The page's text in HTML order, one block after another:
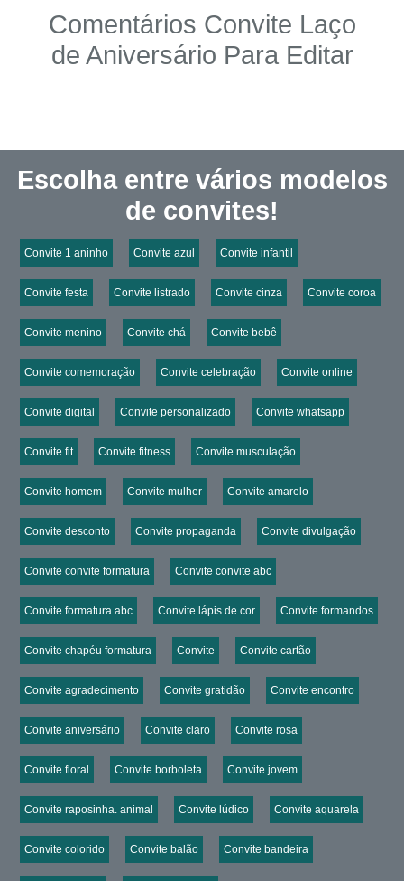
Comentários Convite Laço
de Aniversário Para Editar
Escolha entre vários modelos
de convites!
Convite 1 aninho Convite azul Convite infantil
Convite festa Convite listrado Convite cinza Convite coroa
Convite menino Convite chá Convite bebê
Convite comemoração Convite celebração Convite online
Convite digital Convite personalizado Convite whatsapp
Convite fit Convite fitness Convite musculação
Convite homem Convite mulher Convite amarelo
Convite desconto Convite propaganda Convite divulgação
Convite convite formatura Convite convite abc
Convite formatura abc Convite lápis de cor Convite formandos
Convite chapéu formatura Convite Convite cartão
Convite agradecimento Convite gratidão Convite encontro
Convite aniversário Convite claro Convite rosa
Convite floral Convite borboleta Convite jovem
Convite raposinha. animal Convite lúdico Convite aquarela
Convite colorido Convite balão Convite bandeira